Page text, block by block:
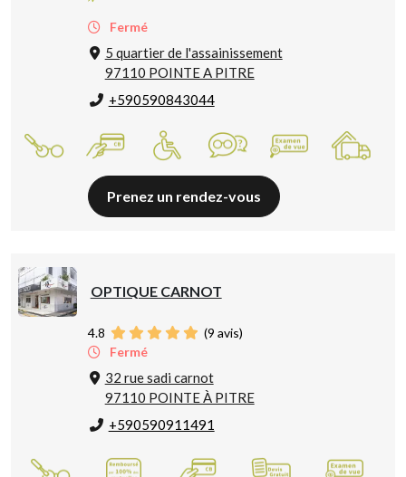
Fermé
5 quartier de l'assainissement
97110 POINTE A PITRE
+590590843044
Prenez un rendez-vous
OPTIQUE CARNOT
4.8 (9 avis)
Fermé
32 rue sadi carnot
97110 POINTE À PITRE
+590590911491